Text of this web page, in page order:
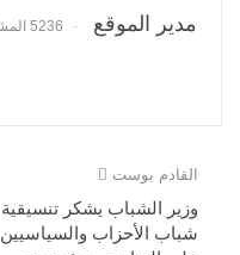
مدير الموقع 5236 المشاركات
القادم بوست
وزير الشباب يشكر تنسيقية
شباب الأحزاب والسياسيين